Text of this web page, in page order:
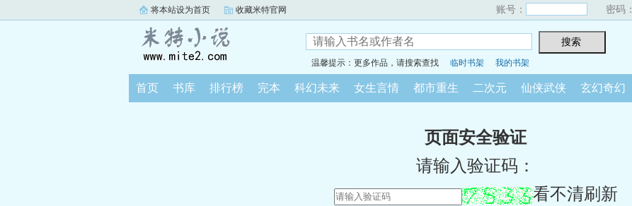
将本站设为首页 收藏米特官网 账号： 密码：
温馨提示：更多作品，请搜索查找 临时书架 我的书架
首页 书库 排行榜 完本 科幻未来 女生言情 都市重生 二次元 仙侠武侠 玄幻奇幻
页面安全验证
请输入验证码：
看不清刷新